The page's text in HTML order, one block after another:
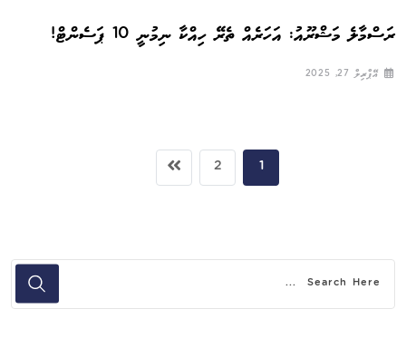
ރަސްމާލެ މަޝްރޫއު: އަހަރެއް ތެރޭ ހިއްކާ ނިމުނީ 10 ޕަސެންޓް!
އޭޕްރިލް 27, 2025
1
2